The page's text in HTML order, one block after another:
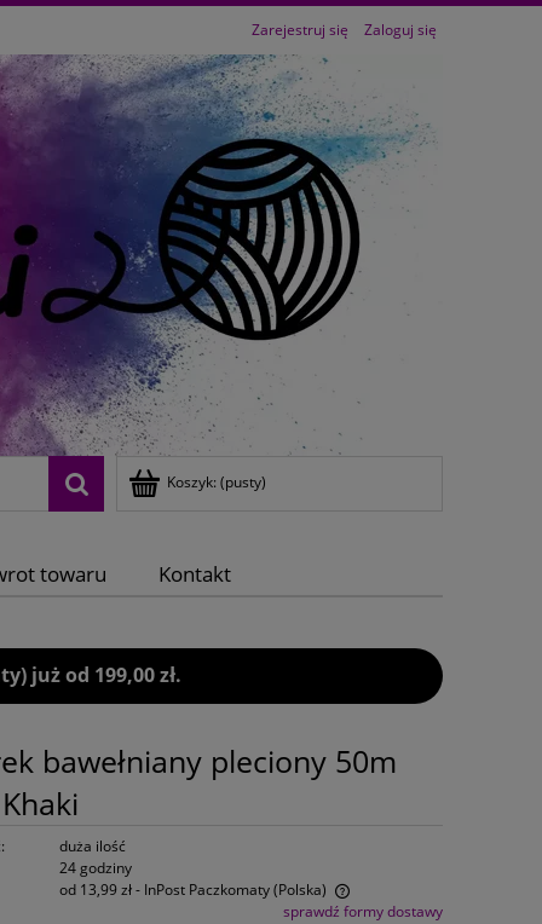
Zarejestruj się Zaloguj się
Koszyk: (pusty)
towaru Kontakt
już od 199,00 zł.
bawełniany pleciony 50m
duża ilość
24 godziny
od 13,99 zł- InPost Paczkomaty(Polska)
sprawdź formy dostawy